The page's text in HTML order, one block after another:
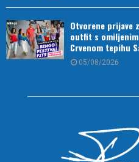
Otvorene prijave
outfit s
Crvenom tepihu
05/08/2026